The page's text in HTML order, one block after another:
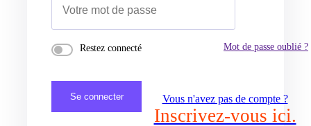
Restez connecté Mot de passe oublié ?
Se connecter Vous n'avez pas de compte ?
Inscrivez-vous ici.